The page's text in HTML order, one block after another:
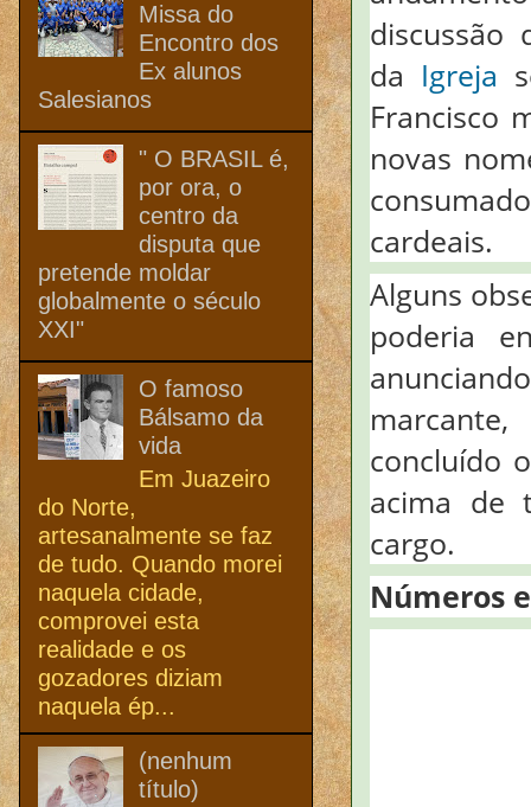
da Igreja
Francisco
novas
cardeais.
Alguns
poderia
concluído
acima de
cargo.
Números
Missa do
Encontro dos
Ex alunos
Salesianos
" O BRASIL é,
por ora, o
centro da
disputa que
pretende moldar
globalmente o século
XXI"
O famoso
Bálsamo da
vida
Em Juazeiro
do Norte,
artesanalmente se faz
de tudo. Quando morei
naquela cidade,
comprovei esta
realidade e os
gozadores diziam
naquela ép...
(nenhum
título)